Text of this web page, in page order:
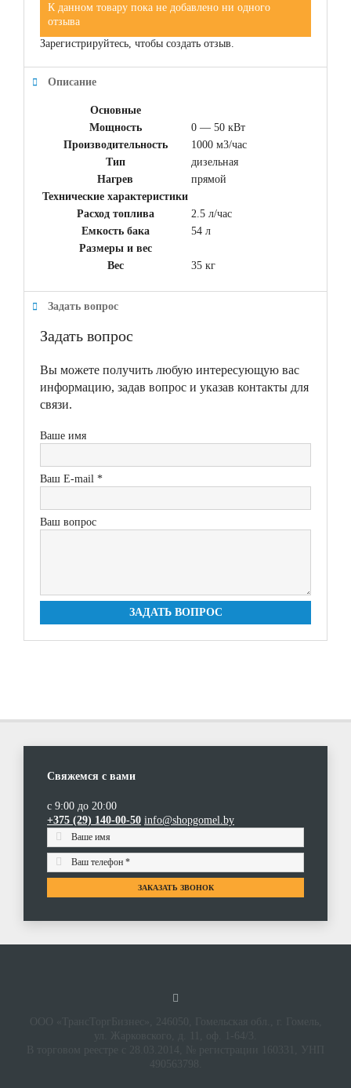
К данном товару пока не добавлено ни одного
отзыва
Зарегистрируйтесь, чтобы создать отзыв.
Описание
Основные
Мощность
0 — 50 кВт
Производительность
1000 м3/час
Тип
дизельная
Нагрев
прямой
Технические характеристики
Расход топлива
2.5 л/час
Емкость бака
54 л
Размеры и вес
Вес
35 кг
Задать вопрос
Задать вопрос
Вы можете получить любую интересующую вас
информацию, задав вопрос и указав контакты для
связи.
Ваше имя
Ваш E-mail *
Ваш вопрос
ЗАДАТЬ ВОПРОС
Свяжемся с вами
с 9:00 до 20:00
+375 (29) 140-00-50 info@shopgomel.by
ЗАКАЗАТЬ ЗВОНОК